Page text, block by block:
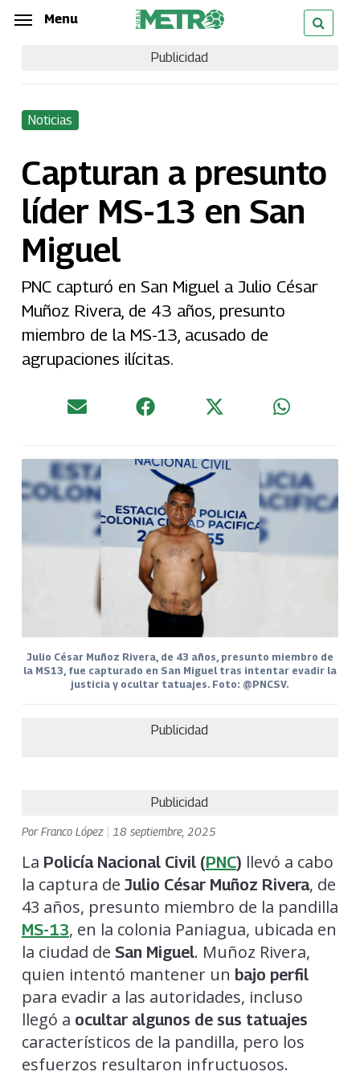
Skip
content
Menu
Publicidad
Noticias
Capturan a presunto
líder MS-13 en San
Miguel
PNC capturó en San Miguel a Julio César
Muñoz Rivera, de 43 años, presunto
miembro de la MS-13, acusado de
agrupaciones ilícitas.
Julio César Muñoz Rivera, de 43 años, presunto miembro de
la MS13, fue capturado en San Miguel tras intentar evadir la
justicia y ocultar tatuajes. Foto: @PNCSV.
Publicidad
Publicidad
PorFranco López 18 septiembre, 2025
La Policía Nacional Civil (PNC) llevó a cabo
la captura de Julio César Muñoz Rivera, de
43 años, presunto miembro de la pandilla
MS-13, en la colonia Paniagua, ubicada en
la ciudad de San Miguel. Muñoz Rivera,
quien intentó mantener un bajo perfil
para evadir a las autoridades, incluso
llegó a ocultar algunos de sus tatuajes
característicos de la pandilla, pero los
esfuerzos resultaron infructuosos.
Menu